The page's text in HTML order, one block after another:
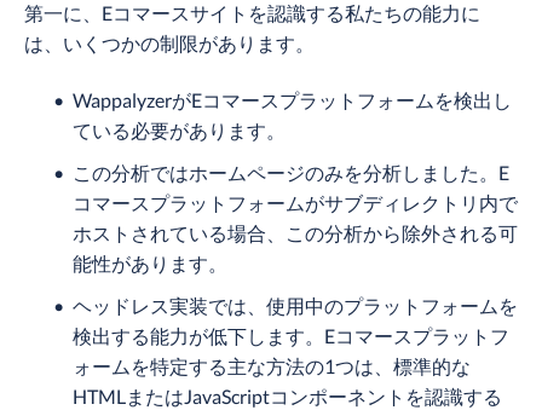
第一に、Eコマースサイトを認識する私たちの能力に
は、いくつかの制限があります。
WappalyzerがEコマースプラットフォームを検出し
ている必要があります。
この分析ではホームページのみを分析しました。E
コマースプラットフォームがサブディレクトリ内で
ホストされている場合、この分析から除外される可
能性があります。
ヘッドレス実装では、使用中のプラットフォームを
検出する能力が低下します。Eコマースプラットフ
ォームを特定する主な方法の1つは、標準的な
HTMLまたはJavaScriptコンポーネントを認識する